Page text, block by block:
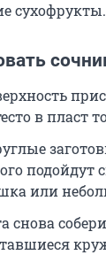
сухофрукты.
в пласт
подойдут
или
снова